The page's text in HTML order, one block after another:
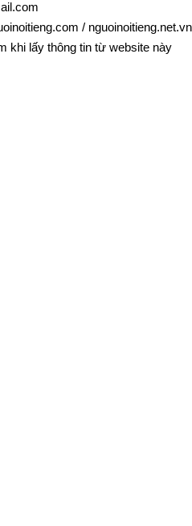
/ nguoinoitieng.net.vn
khi lấy thông tin từ website này